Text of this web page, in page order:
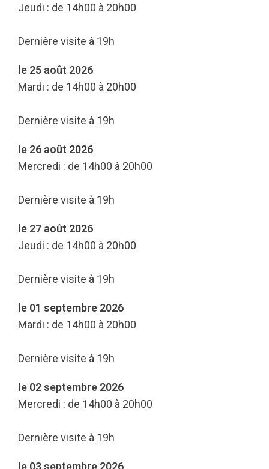
Jeudi : de 14h00 à 20h00
Dernière visite à 19h
le 25 août 2026
Mardi : de 14h00 à 20h00
Dernière visite à 19h
le 26 août 2026
Mercredi : de 14h00 à 20h00
Dernière visite à 19h
le 27 août 2026
Jeudi : de 14h00 à 20h00
Dernière visite à 19h
le 01 septembre 2026
Mardi : de 14h00 à 20h00
Dernière visite à 19h
le 02 septembre 2026
Mercredi : de 14h00 à 20h00
Dernière visite à 19h
le 03 septembre 2026